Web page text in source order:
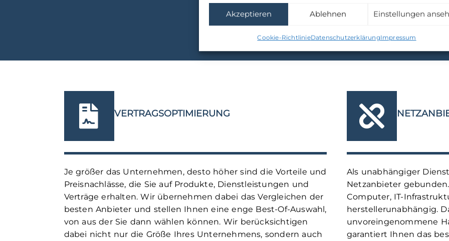
Akzeptieren Ablehnen Einstellungen
Cookie-RichtlinieDatenschutzerklärungImpressum
INDIVIDUELLE BERATUNG
FÜR GESCHÄFTS- UND
VERTRAGSOPTIMIERUNG
Je größer das Unternehmen, desto höher sind die Vorteile und
Preisnachlässe, die Sie auf Produkte, Dienstleistungen und
Verträge erhalten. Wir übernehmen dabei das Vergleichen der
besten Anbieter und stellen Ihnen eine enge Best-Of-Auswahl,
von aus der Sie dann wählen können. Wir berücksichtigen
dabei nicht nur die Größe Ihres Unternehmens, sondern auch
Als unabhängiger
Netzanbieter
Computer, IT-
herstellerunabhängig.
unvoreingenommene
garantiert Ihnen das